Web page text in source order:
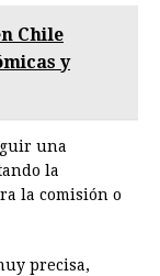
Chile
y
una
la
la comisión o
precisa,